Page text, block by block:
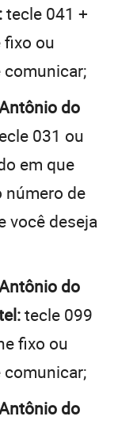
tecle 041 +
fixo ou
comunicar;
do
031 ou
em que
número de
você deseja
do
tecle 099
fixo ou
comunicar;
do